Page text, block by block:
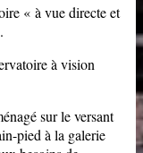
« à vue directe et
à vision
sur le versant
pied à la galerie